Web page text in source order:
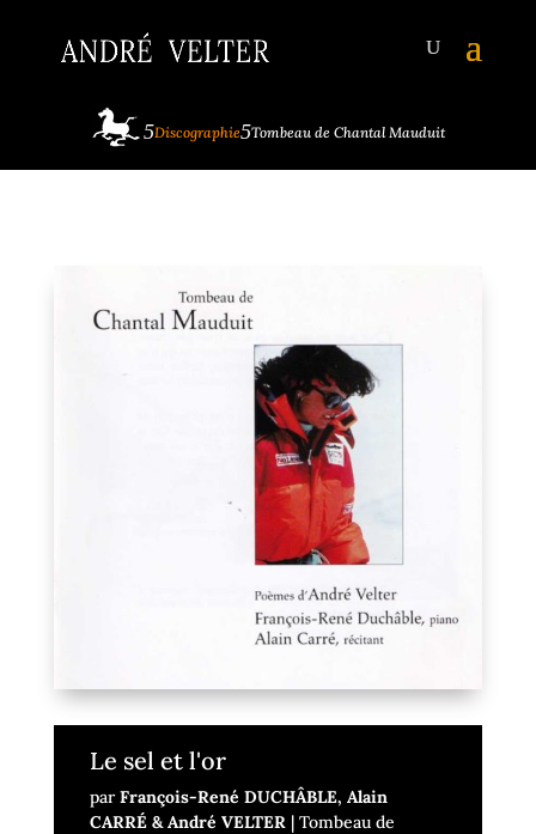
Discographie Tombeau de Chantal Mauduit
Le sel et l'or
parFrançois-René DUCHÂBLE, Alain
CARRÉ & André VELTER| Tombeau de